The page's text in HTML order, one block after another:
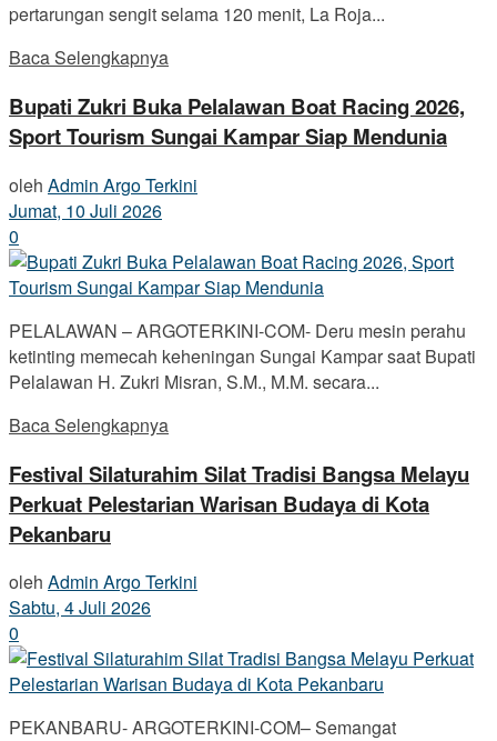
pertarungan sengit selama 120 menit, La Roja...
Baca Selengkapnya
Bupati Zukri Buka Pelalawan Boat Racing 2026,
Sport Tourism Sungai Kampar Siap Mendunia
oleh Admin Argo Terkini
Jumat, 10 Juli 2026
0
PELALAWAN – ARGOTERKINI-COM- Deru mesin perahu
ketinting memecah keheningan Sungai Kampar saat Bupati
Pelalawan H. Zukri Misran, S.M., M.M. secara...
Baca Selengkapnya
Festival Silaturahim Silat Tradisi Bangsa Melayu
Perkuat Pelestarian Warisan Budaya di Kota
Pekanbaru
oleh Admin Argo Terkini
Sabtu, 4 Juli 2026
0
PEKANBARU- ARGOTERKINI-COM– Semangat